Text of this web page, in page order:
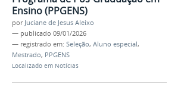
Ensino (PPGENS)
por Juciane de Jesus Aleixo
— publicado 09/01/2026
— registrado em: Seleção, Aluno especial,
Mestrado, PPGENS
Localizado em Notícias